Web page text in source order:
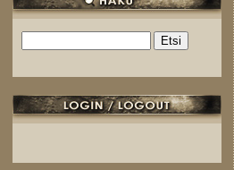
Hakulomake